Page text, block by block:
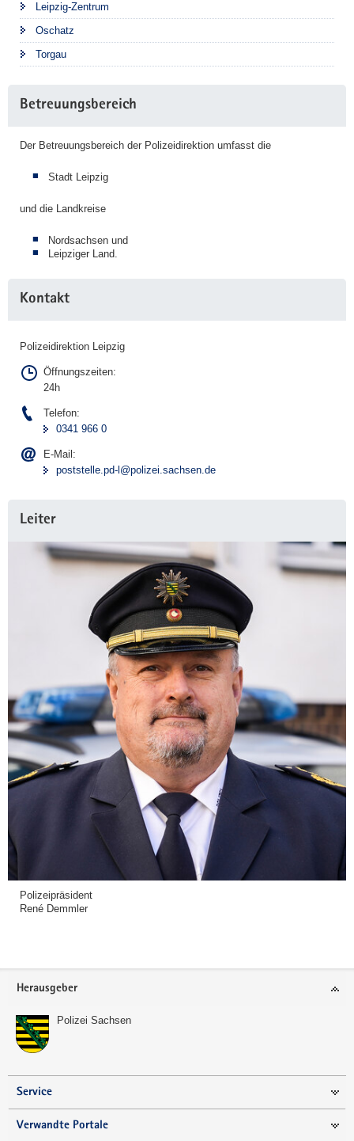
Leipzig-Zentrum
Oschatz
Torgau
Betreuungsbereich
Der Betreuungsbereich der Polizeidirektion umfasst die
Stadt Leipzig
und die Landkreise
Nordsachsen und
Leipziger Land.
Kontakt
Polizeidirektion Leipzig
Öffnungszeiten:
24h
Telefon:
0341 966 0
E-Mail:
poststelle.pd-l@polizei.sachsen.de
Leiter
Polizeipräsident
René Demmler
Footer-
Herausgeber
Polizei Sachsen
Service
Verwandte Portale